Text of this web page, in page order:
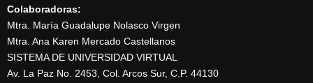
Colaboradoras:
Mtra. María Guadalupe Nolasco Virgen
Mtra. Ana Karen Mercado Castellanos
SISTEMA DE UNIVERSIDAD VIRTUAL
Av. La Paz No. 2453, Col. Arcos Sur, C.P. 44130